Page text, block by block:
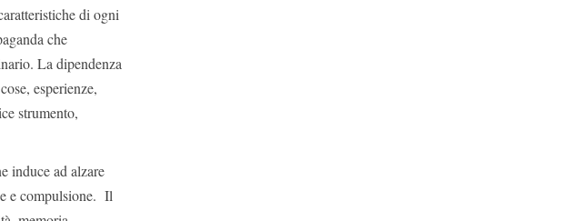
di ogni
che
La dipendenza
esperienze,
strumento,
induce ad alzare
e compulsione. Il